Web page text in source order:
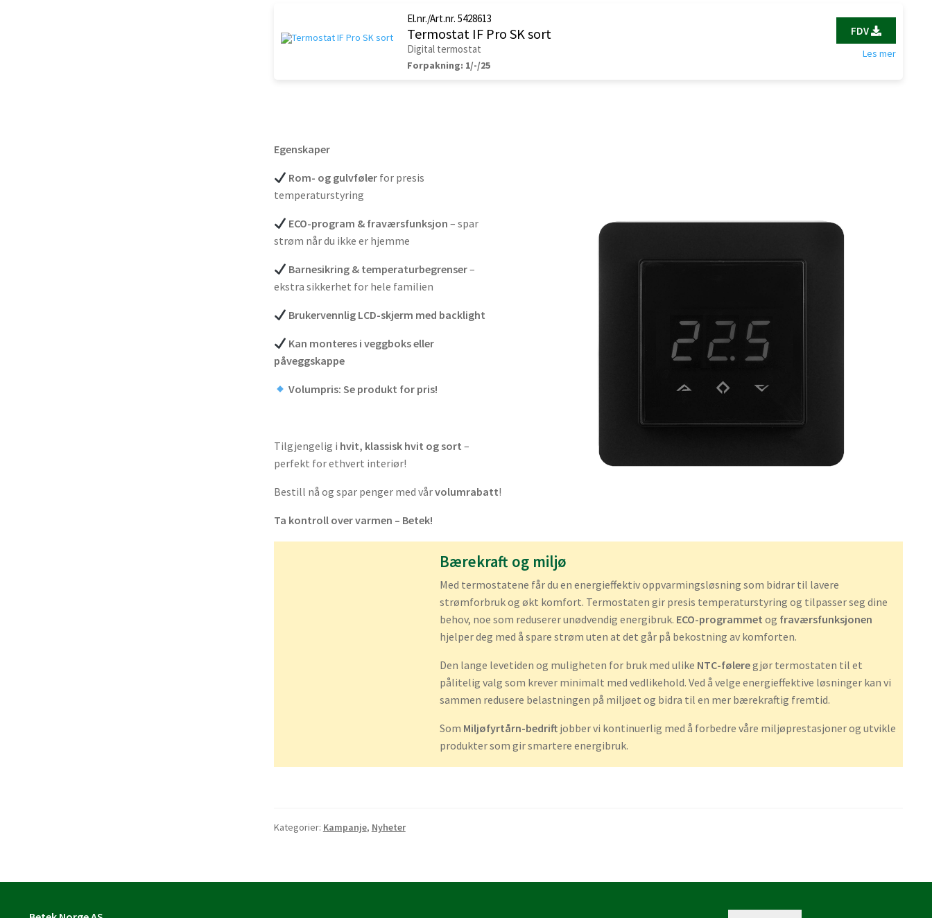
El.nr./Art.nr. 5428613
Termostat IF Pro SK sort
Digital termostat
Forpakning: 1/-/25
FDV
Les mer
Egenskaper
Rom- og gulvfølerfor presis
temperaturstyring
ECO-program & fraværsfunksjon – spar
strøm når du ikke er hjemme
Barnesikring & temperaturbegrenser–
ekstra sikkerhet for hele familien
Brukervennlig LCD-skjerm med backlight
Kan monteres i veggboks eller
påveggskappe
Volumpris: Se produkt for pris!
Tilgjengelig i hvit, klassisk hvit og sort –
perfekt for ethvert interiør!
Bestill nå og spar penger med vårvolumrabatt!
Ta kontroll over varmen – Betek!
Bærekraft og miljø
Med termostatene får du en energieffektiv oppvarmingsløsning som bidrar til lavere
strømforbruk og økt komfort. Termostaten gir presis temperaturstyring og tilpasser seg dine
behov, noe som reduserer unødvendig energibruk. ECO-programmet og fraværsfunksjonen
hjelper deg med å spare strøm uten at det går på bekostning av komforten.
Den lange levetiden og muligheten for bruk med ulike NTC-føleregjør termostaten til et
pålitelig valg som krever minimalt med vedlikehold. Ved å velge energieffektive løsninger kan vi
sammen redusere belastningen på miljøet og bidra til en mer bærekraftig fremtid.
Som Miljøfyrtårn-bedrift jobber vi kontinuerlig med å forbedre våre miljøprestasjoner og utvikle
produkter som gir smartere energibruk.
Kategorier: Kampanje, Nyheter